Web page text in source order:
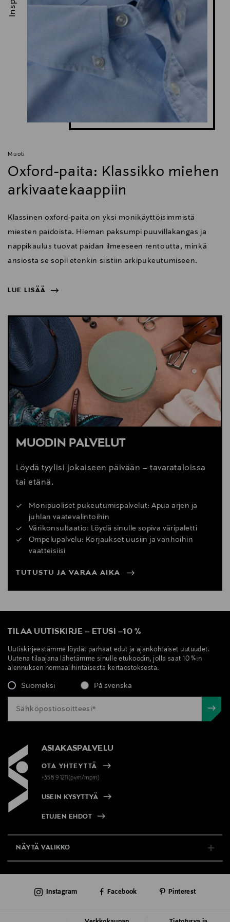
Muoti
Oxford-paita: Klassikko miehen
arkivaatekaappiin
Klassinen oxford-paita on yksi monikäyttöisimmistä
miesten paidoista. Hieman paksumpi puuvillakangas ja
nappikaulus tuovat paidan ilmeeseen rentoutta, minkä
ansiosta se sopii etenkin siistiin arkipukeutumiseen.
LUE LISÄÄ
LUE LISÄÄ
MUODIN PALVELUT
Löydä tyylisi jokaiseen päivään – tavarataloissa
tai etänä.
Monipuoliset pukeutumispalvelut: Apua arjen ja
juhlan vaatevalintoihin
Värikonsultaatio: Löydä sinulle sopiva väripaletti
Ompelupalvelu: Korjaukset uusiin ja vanhoihin
vaatteisiisi
TUTUSTU JA VARAA AIKA
TILAA UUTISKIRJE – ETUSI –10 %
Uutiskirjeestämme löydät parhaat edut ja ajankohtaiset uutuudet.
Uutena tilaajana lähetämme sinulle etukoodin, jolla saat 10 %:n
alennuksen normaalihintaisesta kertaostoksesta.
Suomeksi På svenska
ASIAKASPALVELU
OTA YHTEYTTÄ
+358 9 1211(pvm/mpm)
USEIN KYSYTTYÄ
ETUJEN EHDOT
NÄYTÄ VALIKKO
AJANKOHTAISTA
Instagram Facebook Pinterest